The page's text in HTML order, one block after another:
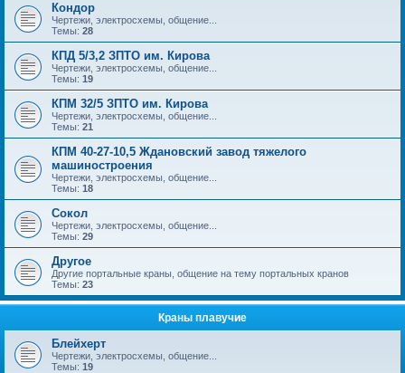
Кондор
Чертежи, электросхемы, общение...
Темы: 28
КПД 5/3,2 ЗПТО им. Кирова
Чертежи, электросхемы, общение...
Темы: 19
КПМ 32/5 ЗПТО им. Кирова
Чертежи, электросхемы, общение...
Темы: 21
КПМ 40-27-10,5 Ждановский завод тяжелого
машиностроения
Чертежи, электросхемы, общение...
Темы: 18
Сокол
Чертежи, электросхемы, общение...
Темы: 29
Другое
Другие портальные краны, общение на тему портальных кранов
Темы: 23
Краны плавучие
Блейхерт
Чертежи, электросхемы, общение...
Темы: 19